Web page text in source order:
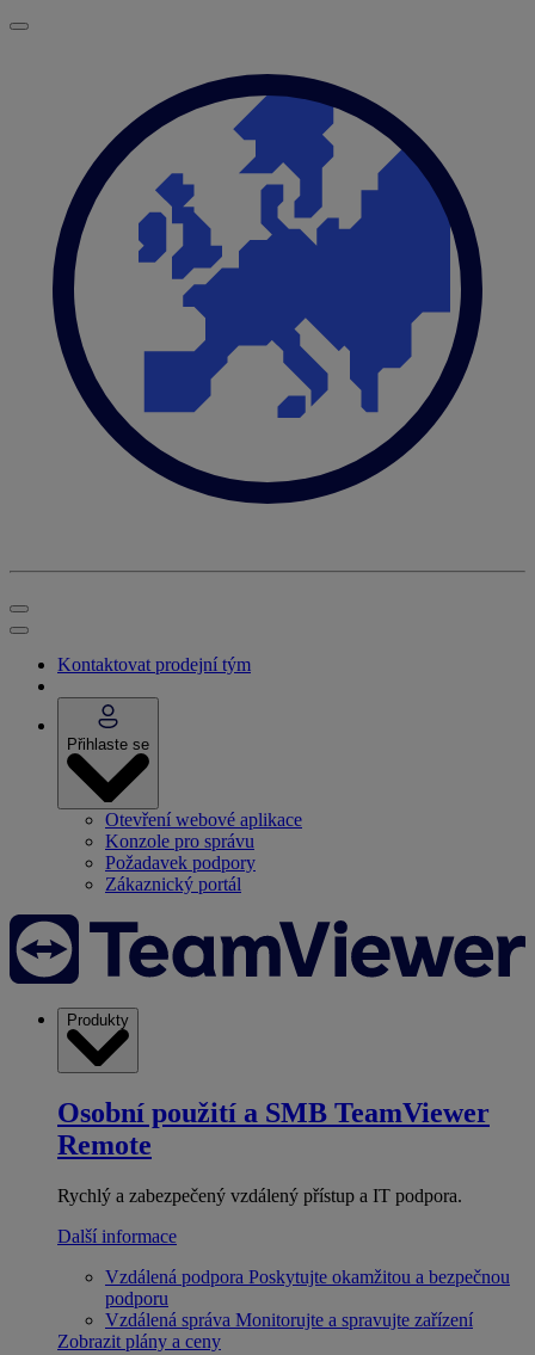
Kontaktovat prodejní tým
Přihlaste se
Otevření webové aplikace
Konzole pro správu
Požadavek podpory
Zákaznický portál
Produkty
Osobní použití a SMB TeamViewer
Remote
Rychlý a zabezpečený vzdálený přístup a IT podpora.
Další informace
Vzdálená podpora Poskytujte okamžitou a bezpečnou
podporu
Vzdálená správa Monitorujte a spravujte zařízení
Zobrazit plány a ceny